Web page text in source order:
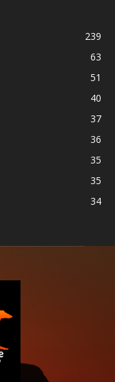
239
63
51
40
37
36
35
35
34